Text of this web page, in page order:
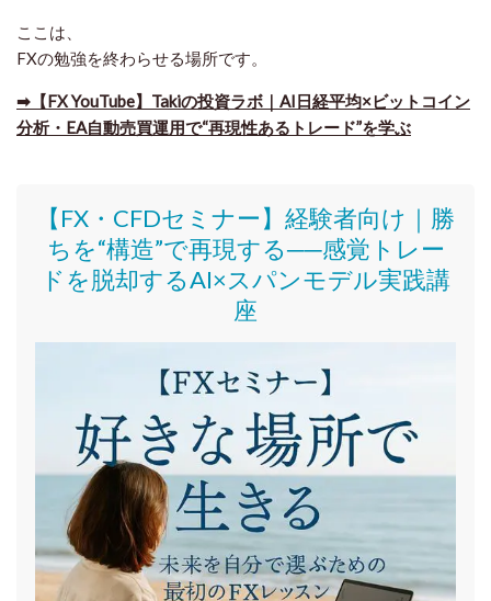
ここは、
FXの勉強を終わらせる場所です。
➡​【FX YouTube】Takiの投資ラボ｜AI日経平均×ビットコイン
分析・EA自動売買運用で“再現性あるトレード”を学ぶ
【FX・CFDセミナー】 経験者向け｜ 勝
ちを“構造”で再現する──感覚トレー
ドを脱却するAI×スパンモデル実践講
座